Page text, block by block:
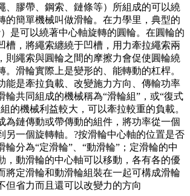
、膠帶、鋼索、鏈條等）所組成的可以繞
的簡單機械叫做滑輪。在力學里，典型的
是可以繞著中心軸旋轉的圓輪。在圓輪的
槽，將繩索纏繞于凹槽，用力牽拉繩索兩
則繩索與圓輪之間的摩擦力會促使圓輪繞
。滑輪實際上是變形的、能轉動的杠桿。
能是牽拉負載、改變施力方向、傳輸功率
輪共同組成的機械稱為“滑輪組”，或“復式
的機械利益較大，可以牽拉較重的負載。
為鏈傳動或帶傳動的組件，將功率從一個
另一個旋轉軸。?按滑輪中心軸的位置是否
輪分為“定滑輪”、“動滑輪”；定滑輪的中
，動滑輪的中心軸可以移動，各有各的優
將定滑輪和動滑輪組裝在一起可構成滑輪
但省力而且還可以改變力的方向